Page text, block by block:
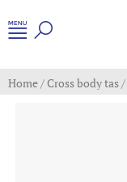
Home/Cross body tas/